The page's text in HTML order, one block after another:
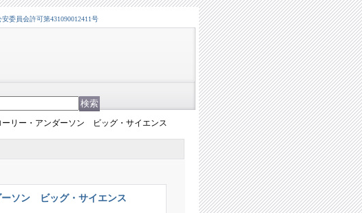
委員会許可第431090012411号
ーリー・アンダーソン ビッグ・サイエンス
ーソン ビッグ・サイエンス